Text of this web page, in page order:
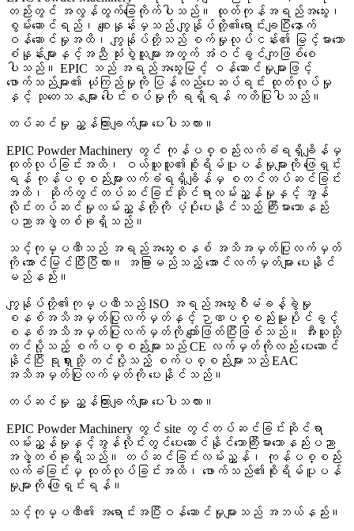
တည်းတွင် အလွန်တွက်ခြေကိုက်ပါသည်။ ထုတ်ကုန်အရည်အသွေး၊
စွမ်းဆောင်ရည်၊ စျေးနှုန်းမှသည် ကျွန်ုပ်တို့၏ရောင်းချပြီးနောက်
ဝန်ဆောင်မှုအထိ၊ ကျွန်ုပ်တို့သည် စက်မှုလုပ်ငန်း၏ မြင့်မားသော
စံနှုန်းများနှင့်အညီ သုံးစွဲသူများအတွက် အံဝင်ခွင်ကျဖြစ်စေ
ပါသည်။ EPIC သည် အရည်အသွေးမြင့် ဝန်ဆောင်မှုများဖြင့်
ဖောက်သည်များ၏ ယုံကြည်မှုကို ပြန်လည်ပေးဆပ်ရင်း ထုတ်လုပ်မှု
နှင့် သုတေသနများ ပေါင်းစပ်မှုကို ရရှိရန် ကတိပြုပါသည်။
တပ်ဆင်မှု ညွှန်ကြားချက်များ ပေးပါသလား။
EPIC Powder Machinery တွင် ကုန်ပစ္စည်းလက်ခံရရှိချိန်မှ
ထုတ်လုပ်ခြင်းအထိ၊ ဝယ်ယူသူ၏စိုးရိမ်ပူပန်မှုများကို ဖြေရှင်း
ရန် ကုန်ပစ္စည်းများလက်ခံရရှိချိန်မှ စတင်တပ်ဆင်ခြင်း
အထိ၊ ဆိုက်တွင်တပ်ဆင်ခြင်းဆိုင်ရာလမ်းညွှန်မှုနှင့် အွန်
လိုင်းတပ်ဆင်မှုလမ်းညွှန်တို့ကို ပံ့ပိုးပေးနိုင်သည့် ကြီးမားသောနည်း
ပညာအဖွဲ့တစ်ခုရှိသည်။
သင့်ကုမ္ပဏီသည် အရည်အသွေးစနစ် အသိအမှတ်ပြုလက်မှတ်
ကို အောင်မြင်ပြီးပြီလား။ အခြားမည်သည့် အောင်လက်မှတ်များ ပေးနိုင်
မည်နည်း။
ကျွန်ုပ်တို့၏ကုမ္ပဏီသည် ISO အရည်အသွေးစီမံခန့်ခွဲမှု
စနစ်အသိအမှတ်ပြုလက်မှတ်နှင့် ဉာဏပစ္စည်းမူပိုင်ခွင့်
စနစ်အသိအမှတ်ပြုလက်မှတ်ကို ကျော်ဖြတ်ပြီးဖြစ်သည်။ အီးယူသို့
တင်ပို့သည့် စက်ပစ္စည်းများသည် CE လက်မှတ်ကိုလည်း ပေးဆောင်
နိုင်ပြီး ရုရှားသို့ တင်ပို့သည့် စက်ပစ္စည်းများသည် EAC
အသိအမှတ်ပြုလက်မှတ်ကို ပေးနိုင်သည်။
တပ်ဆင်မှု ညွှန်ကြားချက်များ ပေးပါသလား။
EPIC Powder Machinery တွင် site တွင်တပ်ဆင်ခြင်းဆိုင်ရာ
လမ်းညွှန်မှုနှင့်အွန်လိုင်းတွင်ပေးဆောင်နိုင်သောကြီးမားသောနည်းပညာ
အဖွဲ့တစ်ခုရှိသည်။ တပ်ဆင်ခြင်းလမ်းညွှန်၊ ကုန်ပစ္စည်း
လက်ခံခြင်းမှ ထုတ်လုပ်ခြင်းအထိ၊ ဖောက်သည်၏စိုးရိမ်ပူပန်
မှုများကို ဖြေရှင်းရန်။
သင့်ကုမ္ပဏီ၏ အရောင်းအပြီးဝန်ဆောင်မှုများသည် အဘယ်နည်း။